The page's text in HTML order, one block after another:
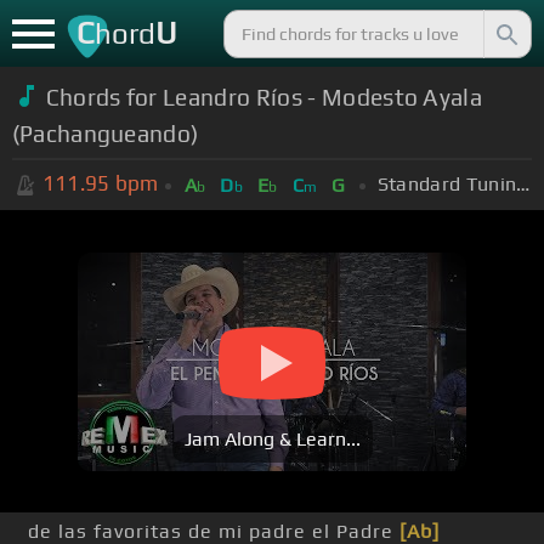
ChordU
Chords for Leandro Ríos - Modesto Ayala
(Pachangueando)
111.95 bpm Ab Db Eb Cm G Standard Tuning (EADGBE)
Jam Along & Learn...
de las favoritas de mi padre el Padre [Ab]